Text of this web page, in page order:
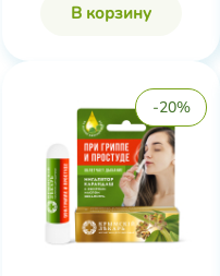
В корзину
-20%